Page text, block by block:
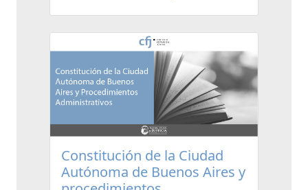
Constitución de la Ciudad
Autónoma de Buenos Aires y